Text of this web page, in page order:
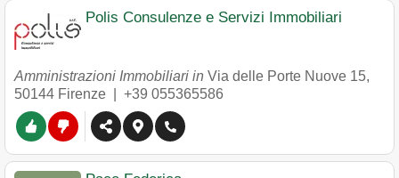
Polis Consulenze e Servizi Immobiliari
Amministrazioni Immobiliari in Via delle Porte Nuove 15,
50144 Firenze +39 055365586